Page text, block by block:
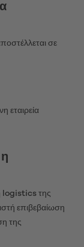
σε
εταιρεία
logistics της
επιβεβαίωση
της